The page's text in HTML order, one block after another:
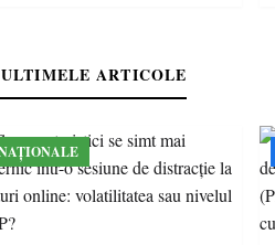
ULTIMELE ARTICOLE